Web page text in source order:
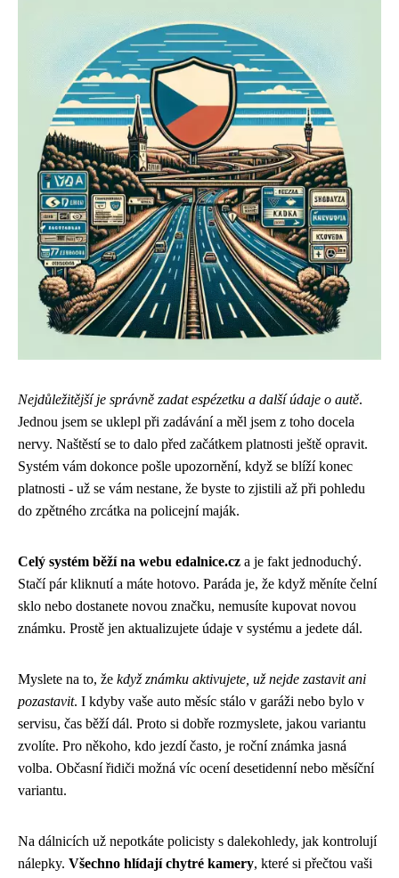
Nejdůležitější je správně zadat espézetku a další údaje o autě.
Jednou jsem se uklepl při zadávání a měl jsem z toho docela
nervy. Naštěstí se to dalo před začátkem platnosti ještě opravit.
Systém vám dokonce pošle upozornění, když se blíží konec
platnosti - už se vám nestane, že byste to zjistili až při pohledu
do zpětného zrcátka na policejní maják.
Celý systém běží na webu edalnice.cz a je fakt jednoduchý.
Stačí pár kliknutí a máte hotovo. Paráda je, že když měníte čelní
sklo nebo dostanete novou značku, nemusíte kupovat novou
známku. Prostě jen aktualizujete údaje v systému a jedete dál.
Myslete na to, že když známku aktivujete, už nejde zastavit ani
pozastavit. I kdyby vaše auto měsíc stálo v garáži nebo bylo v
servisu, čas běží dál. Proto si dobře rozmyslete, jakou variantu
zvolíte. Pro někoho, kdo jezdí často, je roční známka jasná
volba. Občasní řidiči možná víc ocení desetidenní nebo měsíční
variantu.
Na dálnicích už nepotkáte policisty s dalekohledy, jak kontrolují
nálepky. Všechno hlídají chytré kamery, které si přečtou vaši